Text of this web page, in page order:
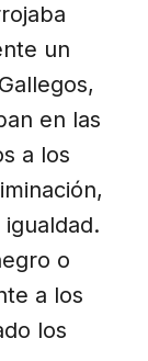
un
en las
a los
o
a los
los